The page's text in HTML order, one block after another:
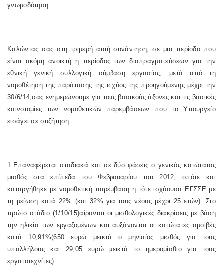
γνωμοδότηση.
Καλώντας σας στη τριμερή αυτή συνάντηση, σε μια περίοδο που
είναι ακόμη ανοικτή η περίοδος των διαπραγματεύσεων για την
εθνική γενική συλλογική σύμβαση εργασίας, μετά από τη
νομοθέτηση της παράτασης της ισχύος της προηγούμενης μέχρι την
30/6/14,σας ενημερώνουμε για τους βασικούς άξονες και τις βασικές
καινοτομίες των νομοθετικών παρεμβάσεων που το Υπουργείο
εισάγει σε συζήτηση:
1.Επαναφέρεται σταδιακά και σε δύο φάσεις ο γενικός κατώτατος
μισθός στα επίπεδα του Φεβρουαρίου του 2012, οπότε και
καταργήθηκε με νομοθετική παρέμβαση η τότε ισχύουσα ΕΓΣΣΕ με
τη μείωση κατά 22% (και 32% για τους νέους μέχρι 25 ετών). Στο
πρώτο στάδιο (1/10/15)αίρονται οι μισθολογικές διακρίσεις με βάση
την ηλικία των εργαζομένων και αυξάνονται οι κατώτατες αμοιβές
κατά 10,91%(650 ευρώ μεικτά ο μηνιαίος μισθός για τους
υπαλλήλους και 29,05 ευρώ μεικτά το ημερομίσθιο για τους
εργατοτεχνίτες).